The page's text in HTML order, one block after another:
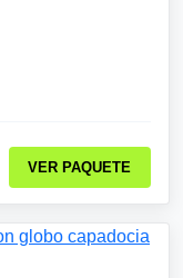
VER PAQUETE